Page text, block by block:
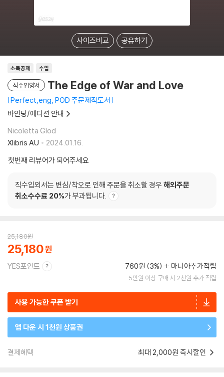
사이즈비교 공유하기
소득공제 수입
직수입양서 The Edge of War and Love
Perfect,eng, POD 주문제작도서
바인딩/에디션 안내
Nicoletta Glod
Xlibris AU
2024.01.16.
첫번째 리뷰어가 되어주세요
직수입외서는 변심/착오로 인해 주문을 취소할 경우 해외주문
취소수수료 20%가 부과됩니다.
25,180원
25,180
YES포인트 760원 (3%) 마니아추가적립
5만원 이상 구매 시 2천원 추가 적립
사용 가능한 쿠폰 받기
앱 다운 시 1천원 상품권
결제혜택 최대 2,000원 즉시할인